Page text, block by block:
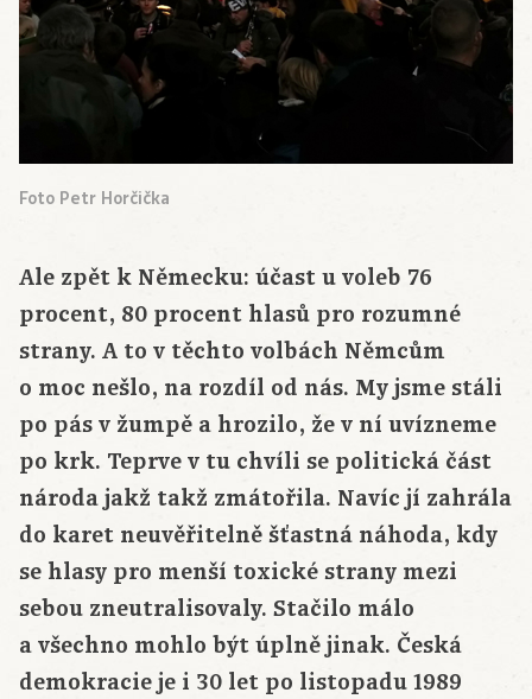
Foto Petr Horčička
Ale zpět k Německu: účast u voleb 76
procent, 80 procent hlasů pro rozumné
strany. A to v těchto volbách Němcům
o moc nešlo, na rozdíl od nás. My jsme stáli
po pás v žumpě a hrozilo, že v ní uvízneme
po krk. Teprve v tu chvíli se politická část
národa jakž takž zmátořila. Navíc jí zahrála
do karet neuvěřitelně šťastná náhoda, kdy
se hlasy pro menší toxické strany mezi
sebou zneutralisovaly. Stačilo málo
a všechno mohlo být úplně jinak. Česká
demokracie je i 30 let po listopadu 1989